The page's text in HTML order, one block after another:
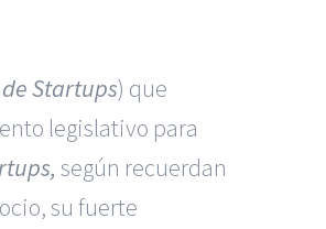
Startups) que
legislativo para
según recuerdan
su fuerte